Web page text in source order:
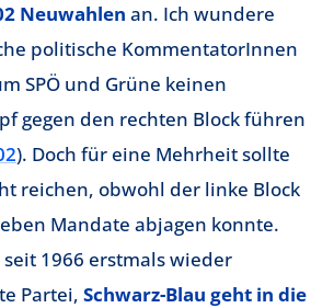
Neuwahlen an. Ich wundere
politische KommentatorInnen
SPÖ und Grüne keinen
gegen den rechten Block führen
). Doch für eine Mehrheit sollte
reichen, obwohl der linke Block
Mandate abjagen konnte.
seit 1966 erstmals wieder
Partei, Schwarz-Blau geht in die